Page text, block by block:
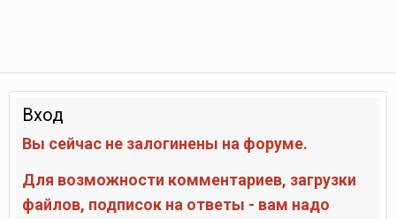
Вход
Вы сейчас не залогинены на форуме.
Для возможности комментариев, загрузки
файлов, подписок на ответы - вам надо